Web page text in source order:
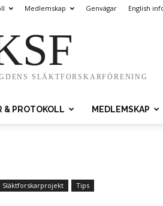
Medlemskap Genvägar English
SLÄKTFORSKARFÖRENING
& PROTOKOLL MEDLEMSKAP
Släktforskarprojekt Tips